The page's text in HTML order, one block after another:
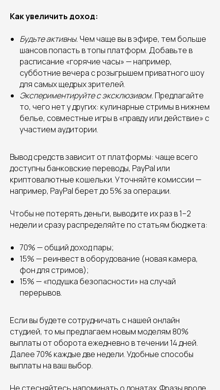
Как увеличить доход:
Будьте активны. Чем чаще вы в эфире, тем больше
шансов попасть в топы платформ. Добавьте в
расписание «горячие часы» — например,
субботние вечера с розыгрышем приватного шоу
для самых щедрых зрителей.
Экспериментируйте с эксклюзивом. Предлагайте
то, чего нет у других: кулинарные стримы в нижнем
белье, совместные игры в «правду или действие» с
участием аудитории.
Вывод средств зависит от платформы: чаще всего
доступны банковские переводы, PayPal или
криптовалютные кошельки. Уточняйте комиссии —
например, PayPal берет до 5% за операции.
Чтобы не потерять деньги, выводите их раз в 1–2
недели и сразу распределяйте по статьям бюджета:
70% — общий доход пары;
15% — реинвест в оборудование (новая камера,
фон для стримов);
15% — «подушка безопасности» на случай
перерывов.
Если вы будете сотрудничать с нашей онлайн
студией, то мы предлагаем новым моделям 80%
выплаты от оборота ежедневно в течении 14 дней.
Далее 70% каждые две недели. Удобные способы
выплаты на ваш выбор.